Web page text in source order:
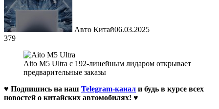
Авто Китай06.03.2025
379
Aito M5 Ultra с 192-линейным лидаром открывает
предварительные заказы
♥ Подпишись на наш Telegram-канал и будь в курсе всех
новостей о китайских автомобилях! ♥